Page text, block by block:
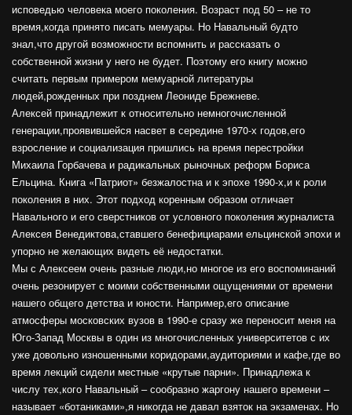
исповедью человека моего поколения. Возраст под 50 – не то
время,когда принято писать мемуары. Но Навальный будто
знал,что другой возможности вспомнить и рассказать о
собственной жизни у него не будет. Поэтому его книгу можно
считать первым примером мемуарной литературы
людей,рожденных при позднем Леониде Брежневе.
Алексей принадлежит к относительно немногочисленной
генерации,проявившейся насвет в середине 1970-х годов,его
взросление и социализация пришлись на время перестройки
Михаила Горбачева и радикальных рыночных реформ Бориса
Ельцина. Книга «Патриот» безжалостна и к эпохе 1990-х,и к роли
поколения в них. Этот подход коренным образом отличает
Навального и его сверстников от условного поколения журналиста
Алексея Венедиктова,ставшего бенефициарами ельцинской эпохи и
упорно не желающих видеть её недостатки.
Мы с Алексеем очень разные люди,но многое из его воспоминаний
очень резонирует с моими собственными ощущениями от времени
нашего общего детства и юности. Например,его описание
атмосферы московских вузов в 1990-е сразу же переносит меня на
Юго-Запад Москвы в один из многочисленных университетов с их
уже довольно изношенными коридорами,аудиториями и кафе,где во
время лекций сидели местные «крутые парни». Принадлежа к
числу тех,кого Навальный – сообразно жаргону нашего времени –
называет «ботаниками»,я никогда не давал взяток на экзаменах. Но